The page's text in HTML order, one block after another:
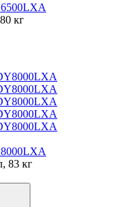
кг
83 кг